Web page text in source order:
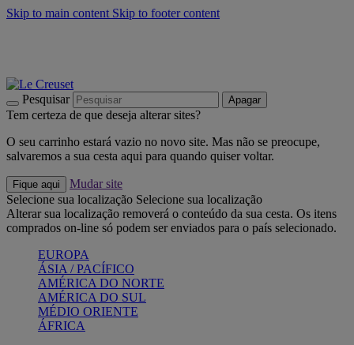
Skip to main content Skip to footer content
Pesquisar Apagar
Tem certeza de que deseja alterar sites?
O seu carrinho estará vazio no novo site. Mas não se preocupe,
salvaremos a sua cesta aqui para quando quiser voltar.
Fique aqui
Mudar site
Selecione sua localização Selecione sua localização
Alterar sua localização removerá o conteúdo da sua cesta. Os itens
comprados on-line só podem ser enviados para o país selecionado.
EUROPA
ÁSIA / PACÍFICO
AMÉRICA DO NORTE
AMÉRICA DO SUL
MÉDIO ORIENTE
ÁFRICA